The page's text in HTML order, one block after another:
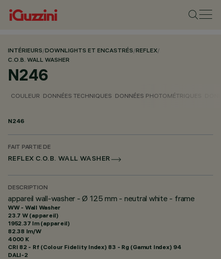
INTÉRIEURS/DOWNLIGHTS ET ENCASTRÉS/REFLEX/
C.O.B. WALL WASHER
N246
COULEUR DONNÉES TECHNIQUES DONNÉES PHOTOMÉTRIQUES
N246
FAIT PARTIE DE
REFLEX C.O.B. WALL WASHER
DESCRIPTION
appareil wall-washer - Ø 125 mm - neutral white - frame
WW - Wall Washer
23.7 W (appareil)
1952.37 lm (appareil)
82.38 lm/W
4000 K
CRI 82 - Rf (Colour Fidelity Index) 83 - Rg (Gamut Index) 94
DALI-2